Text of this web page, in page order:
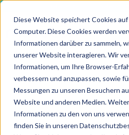
Diese Website speichert Cookies
Computer. Diese Cookies werden
Informationen darüber zu sammeln,
unserer Website interagieren. Wir
Informationen, um Ihre Browser-
verbessern und anzupassen, sowie
Messungen zu unseren Besuchern
Website und anderen Medien.
Informationen zu den von uns
finden Sie in unseren
HOME
LEISTUNGEN
LEISTUNGEN IVD